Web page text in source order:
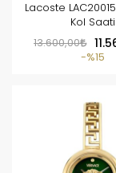
Lacoste
Kol Saati
13.600,00
%15